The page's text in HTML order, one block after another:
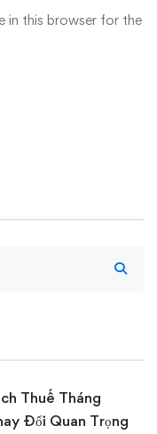
in this browser for the
Thuế Tháng
Đổi Quan Trọng